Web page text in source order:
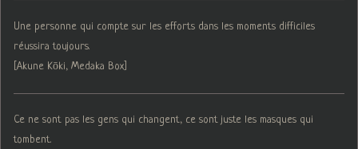
Une personne qui compte sur les efforts dans les moments difficiles
réussira toujours.
[Akune Kōki, Medaka Box]
Ce ne sont pas les gens qui changent, ce sont juste les masques qui
tombent.